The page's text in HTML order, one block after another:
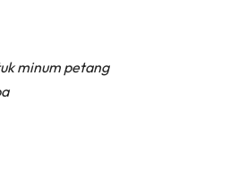
minum petang